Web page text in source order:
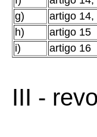
g)
artigo 14,
h)
artigo 15
i)
artigo 16
III -